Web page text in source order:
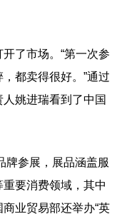
了市场。“第一次参
都卖得很好。”通过
姚进瑞看到了中国
参展，展品涵盖服
要消费领域，其中
业贸易部还举办“英